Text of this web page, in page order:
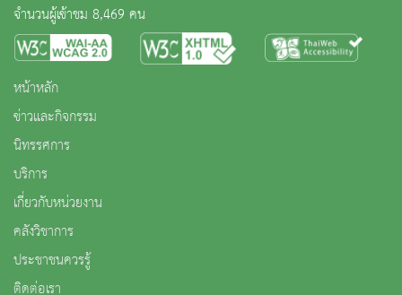
จำนวนผู้เข้าชม 8,469 คน
หน้าหลัก
ข่าวและกิจกรรม
นิทรรศการ
บริการ
เกี่ยวกับหน่วยงาน
คลังวิชาการ
ประชาชนควรรู้
ติดต่อเรา